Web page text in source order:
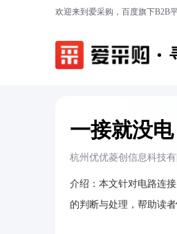
欢迎来到爱采购，百度旗下B2B
一接就没
杭州优优菱创信息科技有
介绍： 本文针对电路连
的判断与处理，帮助读